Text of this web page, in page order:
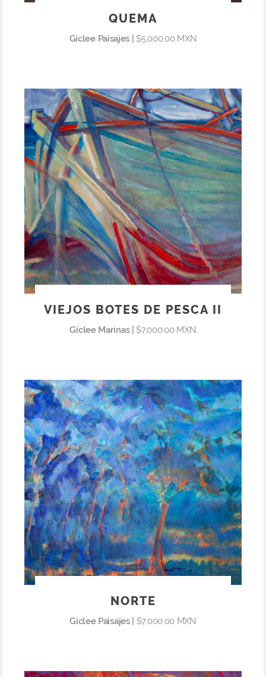
QUEMA
Giclee Paisajes |$5,000.00 MXN
VIEJOS BOTES DE PESCA II
Giclee Marinas |$7,000.00 MXN
NORTE
Giclee Paisajes | $7,000.00 MXN